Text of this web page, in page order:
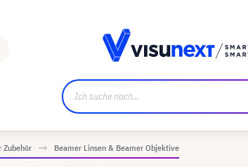
Zubehör Beamer Linsen & Beamer Objektive